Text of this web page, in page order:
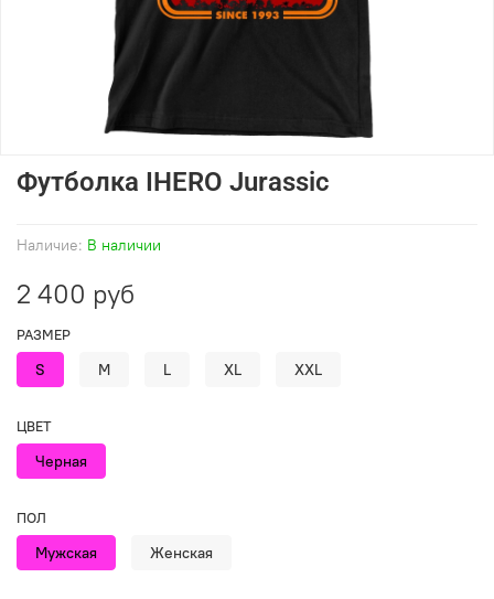
Наличие: В наличии
Футболка IHERO Jurassic
2 400 руб
РАЗМЕР
S M L XL XXL
ЦВЕТ
Черная
ПОЛ
Мужская Женская